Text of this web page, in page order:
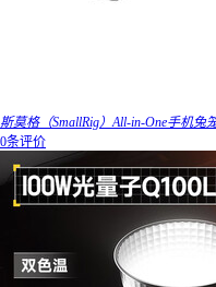
斯莫格（SmallRig）All-in-One手机
0条评价